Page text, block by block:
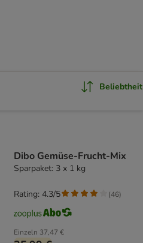
Beliebtheit
Dibo Gemüse-Frucht-Mix
Sparpaket: 3 x 1 kg
Einzeln 37,47 €
Rating: 4.3/5 (46)